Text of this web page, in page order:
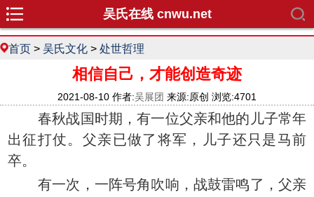
吴氏在线 cnwu.net
首页 > 吴氏文化 > 处世哲理
相信自己，才能创造奇迹
2021-08-10 作者:吴展团 来源:原创 浏览:4701
春秋战国时期，有一位父亲和他的儿子常年
出征打仗。父亲已做了将军，儿子还只是马前
卒。
有一次，一阵号角吹响，战鼓雷鸣了，父亲